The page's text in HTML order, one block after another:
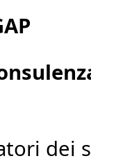
dei